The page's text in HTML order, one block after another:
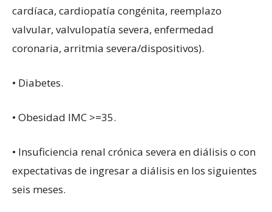
cardíaca, cardiopatía congénita, reemplazo
valvular, valvulopatía severa, enfermedad
coronaria, arritmia severa/dispositivos).
• Diabetes.
• Obesidad IMC >=35.
• Insuficiencia renal crónica severa en diálisis o con
expectativas de ingresar a diálisis en los siguientes
seis meses.